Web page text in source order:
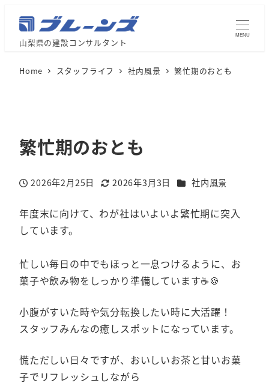
山梨県の建設コンサルタント
MENU
Home スタッフライフ 社内風景 繁忙期のおとも
繁忙期のおとも
投稿日
2026年2月25日
更新日
2026年3月3日 カテゴリー
社内風景
年度末に向けて、わが社はいよいよ繁忙期に突入
しています。
忙しい毎日の中でもほっと一息つけるように、お
菓子や飲み物をしっかり準備しています☕🍪
小腹がすいた時や気分転換したい時に大活躍！
スタッフみんなの癒しスポットになっています。
慌ただしい日々ですが、おいしいお茶と甘いお菓
子でリフレッシュしながら